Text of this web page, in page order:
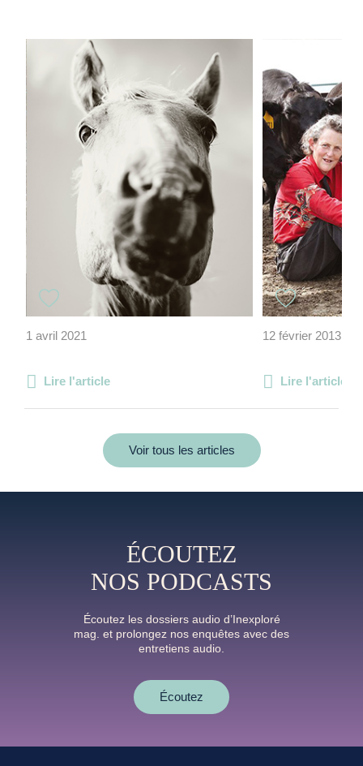
1 avril 2021
Lire l'article
12 février 2013
Lire l'article
Voir tous les articles
ÉCOUTEZ
NOS PODCASTS
Écoutez les dossiers audio d’Inexploré
mag. et prolongez nos enquêtes avec des
entretiens audio.
Écoutez